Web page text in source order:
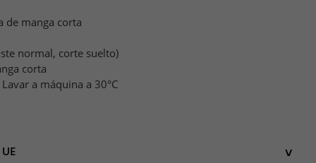
de manga corta
normal, corte suelto)
corta
Lavar a máquina a 30°C